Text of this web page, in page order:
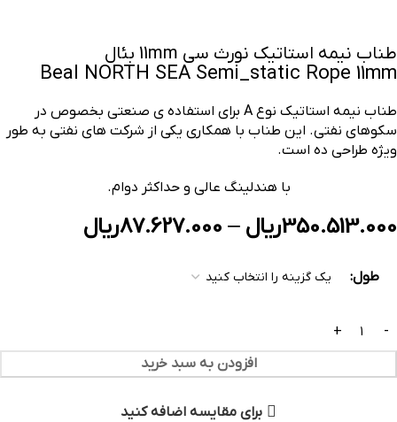
طناب نیمه استاتیک نورث سی 11mm بئال
Beal NORTH SEA Semi_static Rope 11mm
طناب نیمه استاتیک نوع A برای استفاده ی صنعتی بخصوص در
سکوهای نفتی. این طناب با همکاری یکی از شرکت های نفتی به طور
ویژه طراحی ده است.
با هندلینگ عالی و حداکثر دوام.
350.513.000ریال –
87.627.000ریال
طول
افزودن به سبد خرید
برای مقایسه اضافه کنید